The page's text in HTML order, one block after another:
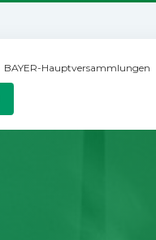
BAYER-Hauptversammlungen